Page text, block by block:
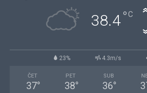
38.4°C
23% 4.3m/s
ČET
37°
PET
38°
SUB
36°